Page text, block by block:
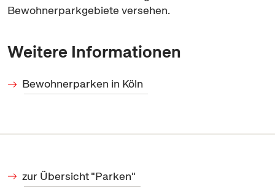
Bewohnerparkgebiete versehen.
Weitere Informationen
Bewohnerparken in Köln
zur Übersicht "Parken"